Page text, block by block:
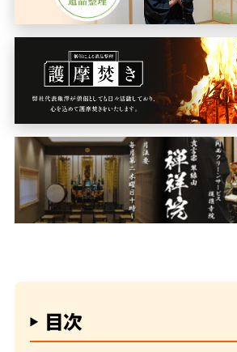
目次